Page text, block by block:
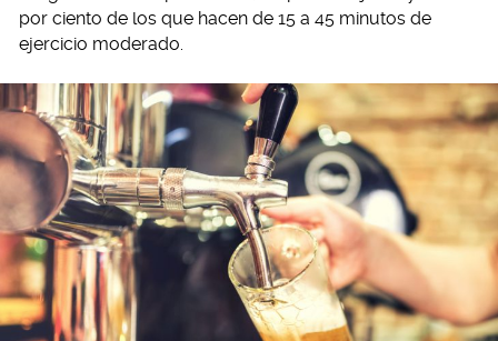
por ciento de los que hacen de 15 a 45 minutos de
ejercicio moderado.